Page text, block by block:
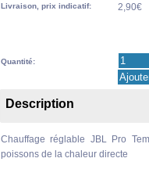
Livraison, prix indicatif: 2,90€
Quantité:
Description
Chauffage réglable JBL Pro
poissons de la chaleur directe